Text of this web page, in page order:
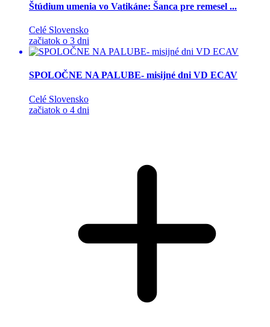
Štúdium umenia vo Vatikáne: Šanca pre remesel ...
Celé Slovensko
začiatok o 3 dni
SPOLOČNE NA PALUBE- misijné dni VD ECAV
Celé Slovensko
začiatok o 4 dni